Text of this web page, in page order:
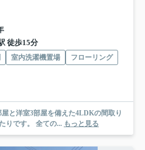
徒歩15分
室内洗濯機置場
フローリング
と洋室3部屋を備えた4LDKの間取り
りです。 全ての... もっと見る